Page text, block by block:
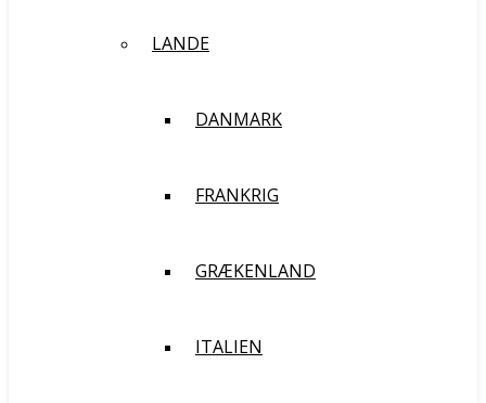
LANDE
DANMARK
FRANKRIG
GRÆKENLAND
ITALIEN